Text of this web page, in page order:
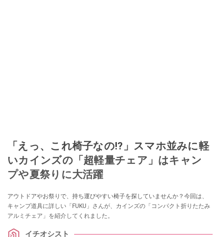
「えっ、これ椅子なの!?」スマホ並みに軽
いカインズの「超軽量チェア」はキャン
プや夏祭りに大活躍
アウトドアやお祭りで、持ち運びやすい椅子を探していませんか？今回は、
キャンプ道具に詳しい「FUKU」さんが、カインズの「コンパクト折りたたみ
アルミチェア」を紹介してくれました。
イチオシスト